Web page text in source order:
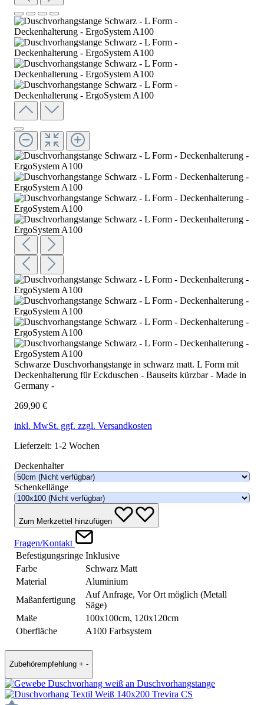
Schwarze Duschvorhangstange in schwarz matt. L Form mit
Deckenhalterung für Eckduschen - Bauseits kürzbar - Made in
Germany -
269,90 €
inkl. MwSt. ggf. zzgl. Versandkosten
Lieferzeit: 1-2 Wochen
Deckenhalter
Schenkellänge
Zum Merkzettel hinzufügen
Fragen/Kontakt
Befestigungsringe Inklusive
Farbe
Schwarz Matt
Material
Aluminium
Maßanfertigung
Auf Anfrage, Vor Ort möglich (Metall
Säge)
Maße
100x100cm, 120x120cm
Oberfläche
A100 Farbsystem
Zubehörempfehlung + -